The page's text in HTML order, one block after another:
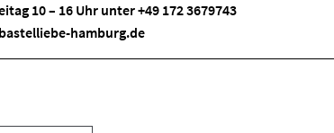
10 – 16 Uhr unter +49 172 3679743
hamburg.de